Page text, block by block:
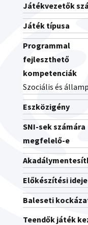
Játékvezetők
Játék típusa
Programmal
fejleszthető
kompetenciák
Szociális és
Eszközigény
SNI-sek számára
megfelelő-e
Előkészítési ideje
Baleseti
Teendők játék